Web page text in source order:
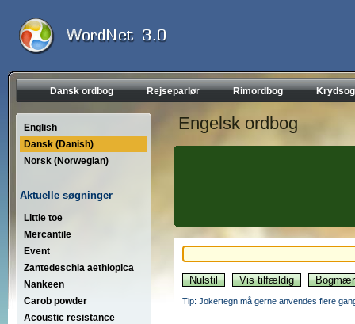
Dansk ordbog Rejseparlør Rimordbog
English
Dansk (Danish)
Norsk (Norwegian)
Aktuelle søgninger
Little toe
Mercantile
Event
Zantedeschia aethiopica
Nankeen
Carob powder
Acoustic resistance
Engelsk ordbog
Tip: Jokertegn må gerne anvendes flere